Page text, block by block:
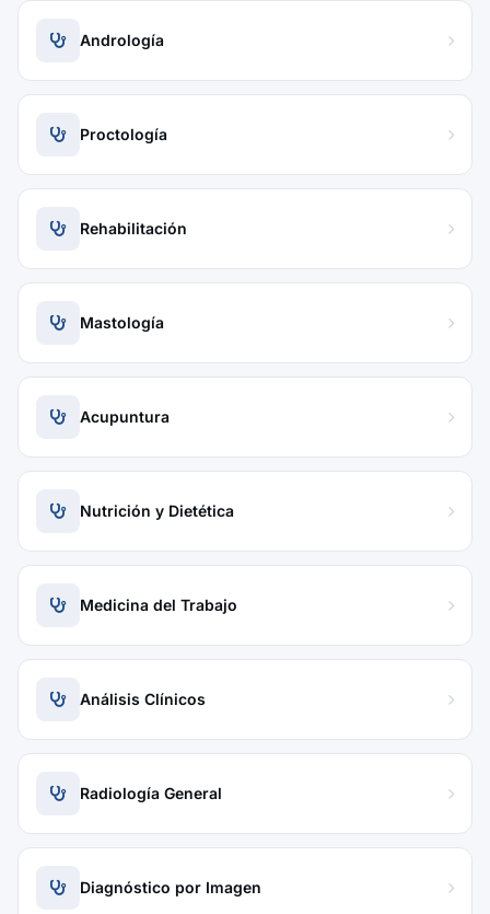
Andrología
Proctología
Rehabilitación
Mastología
Acupuntura
Nutrición y Dietética
Medicina del Trabajo
Análisis Clínicos
Radiología General
Diagnóstico por Imagen